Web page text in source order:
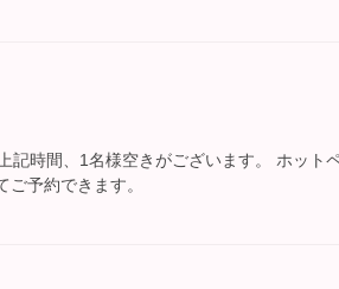
記時間、1名様空きがございます。 ホット
予約できます。